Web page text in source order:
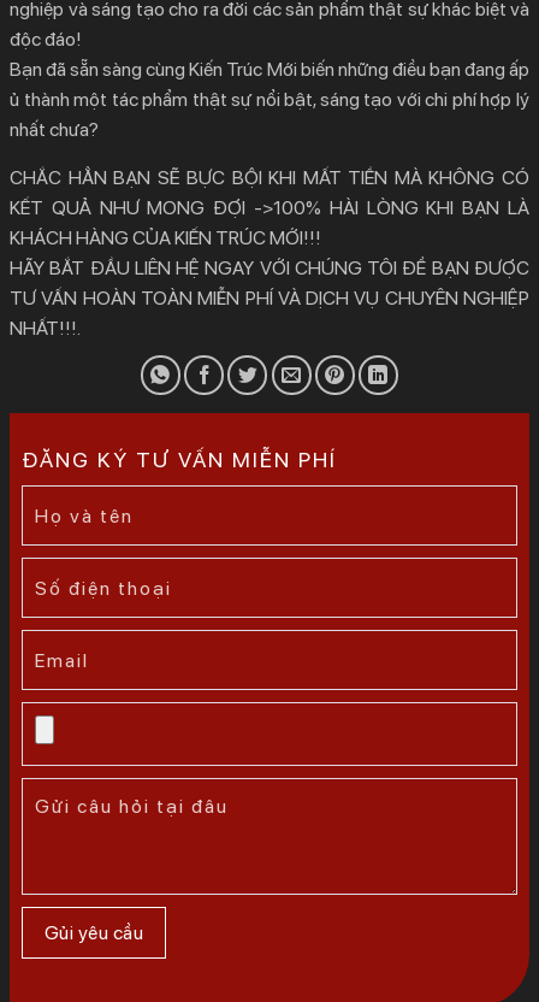
nghiệp và sáng tạo cho ra đời các sản phẩm thật sự khác biệt và
độc đáo!
Bạn đã sẵn sàng cùng Kiến Trúc Mới biến những điều bạn đang ấp
ủ thành một tác phẩm thật sự nổi bật, sáng tạo với chi phí hợp lý
nhất chưa?
CHẮC HẲN BẠN SẼ BỰC BỘI KHI MẤT TIỀN MÀ KHÔNG CÓ
KẾT QUẢ NHƯ MONG ĐỢI ->100% HÀI LÒNG KHI BẠN LÀ
KHÁCH HÀNG CỦA KIẾN TRÚC MỚI!!!
HÃY BẮT ĐẦU LIÊN HỆ NGAY VỚI CHÚNG TÔI ĐỂ BẠN ĐƯỢC
TƯ VẤN HOÀN TOÀN MIỄN PHÍ VÀ DỊCH VỤ CHUYÊN NGHIỆP
NHẤT!!!.
ĐĂNG KÝ TƯ VẤN MIỄN PHÍ